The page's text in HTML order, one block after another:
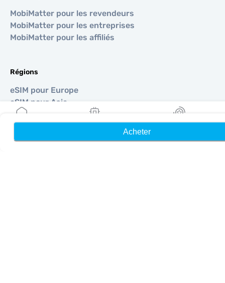
Acheter
MobiMatter pour les revendeurs
MobiMatter pour les entreprises
MobiMatter pour les affiliés
Régions
eSIM pour Europe
eSIM pour Asie
eSIM pour Amériques
eSIM pour Moyen-Orient
eSIM pour Océanie